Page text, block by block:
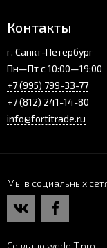
Контакты
г. Санкт-Петербург
Пн—Пт с 10:00—19:00
+7 (995) 799-33-77
+7 (812) 241-14-80
info@fortitrade.ru
Мы в социальных